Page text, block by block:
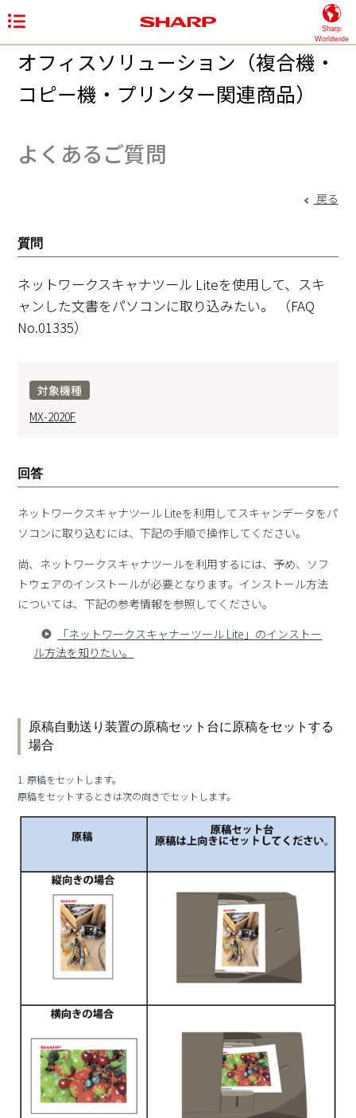
Sharp
Worldwide
オフィスソリューション（複合機・
コピー機・プリンター関連商品）
よくあるご質問
戻る
質問
ネットワークスキャナツール Liteを使用して、スキ
ャンした文書をパソコンに取り込みたい。
（FAQ
No.01335）
対象機種
MX-2020F
回答
ネットワークスキャナツール Liteを利用してスキャンデータをパ
ソコンに取り込むには、下記の手順で操作してください。
尚、ネットワークスキャナツールを利用するには、予め、ソフ
トウェアのインストールが必要となります。インストール方法
については、下記の参考情報を参照してください。
「ネットワークスキャナーツール Lite」のインストー
ル方法を知りたい。
原稿自動送り装置の原稿セット台に原稿をセットする
場合
1. 原稿をセットします。
原稿をセットするときは次の向きでセットします。